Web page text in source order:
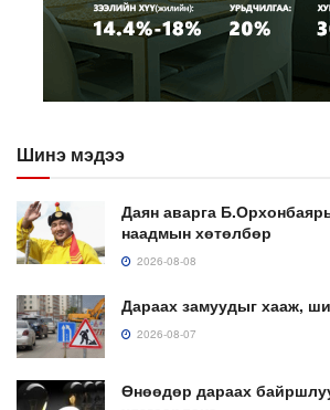
Шинэ мэдээ
Даян аварга
наадмын хөтөлбөр
2026-08-08
Дараах замуудыг хааж,
2026-08-07
Өнөөдөр дараах